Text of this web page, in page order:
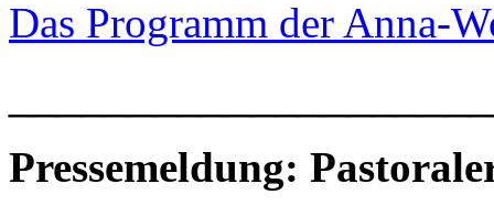
Das Programm der Anna-
Pressemeldung: